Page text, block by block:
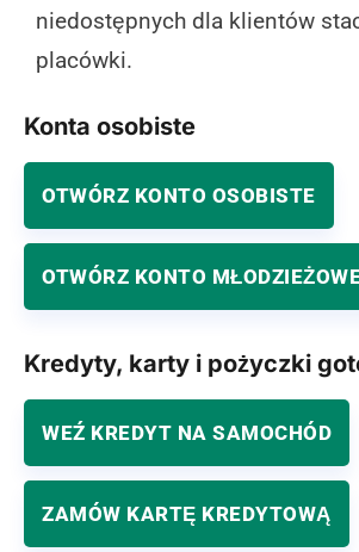
niedostępnych dla klientów
placówki.
Konta osobiste
OTWÓRZ KONTO OSOBISTE
OTWÓRZ KONTO
Kredyty, karty i pożyczki
WEŹ KREDYT NA SAMOCHÓD
ZAMÓW KARTĘ KREDYTOWĄ